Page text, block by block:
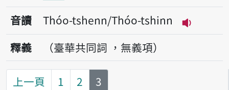
音讀
Thóo-tshenn/Thóo-tshinn
播放音
釋義 （臺華共同詞 ，無義項）
上一頁 1 2 第
3